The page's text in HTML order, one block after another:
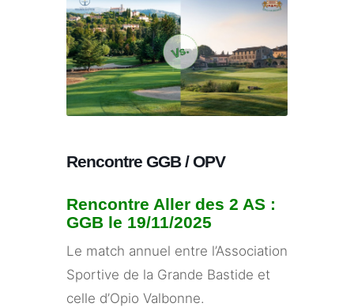
Rencontre GGB / OPV
Rencontre Aller des 2 AS :
GGB le 19/11/2025
Le match annuel entre l’Association
Sportive de la Grande Bastide et
celle d’Opio Valbonne.